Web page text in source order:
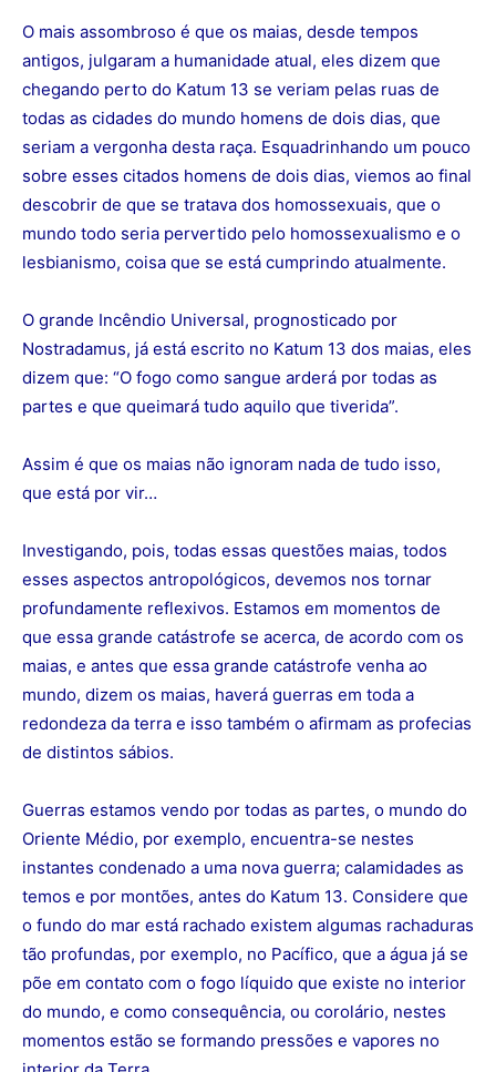
O mais assombroso é que os maias, desde tempos
antigos, julgaram a humanidade atual, eles dizem que
chegando perto do Katum 13 se veriam pelas ruas de
todas as cidades do mundo homens de dois dias, que
seriam a vergonha desta raça. Esquadrinhando um pouco
sobre esses citados homens de dois dias, viemos ao final
descobrir de que se tratava dos homossexuais, que o
mundo todo seria pervertido pelo homossexualismo e o
lesbianismo, coisa que se está cumprindo atualmente.
O grande Incêndio Universal, prognosticado por
Nostradamus, já está escrito no Katum 13 dos maias, eles
dizem que: “O fogo como sangue arderá por todas as
partes e que queimará tudo aquilo que tiverida”.
Assim é que os maias não ignoram nada de tudo isso,
que está por vir…
Investigando, pois, todas essas questões maias, todos
esses aspectos antropológicos, devemos nos tornar
profundamente reflexivos. Estamos em momentos de
que essa grande catástrofe se acerca, de acordo com os
maias, e antes que essa grande catástrofe venha ao
mundo, dizem os maias, haverá guerras em toda a
redondeza da terra e isso também o afirmam as profecias
de distintos sábios.
Guerras estamos vendo por todas as partes, o mundo do
Oriente Médio, por exemplo, encuentra-se nestes
instantes condenado a uma nova guerra; calamidades as
temos e por montões, antes do Katum 13. Considere que
o fundo do mar está rachado existem algumas rachaduras
tão profundas, por exemplo, no Pacífico, que a água já se
põe em contato com o fogo líquido que existe no interior
do mundo, e como consequência, ou corolário, nestes
momentos estão se formando pressões e vapores no